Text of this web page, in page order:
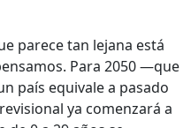
parece tan lejana está
Para 2050 —que
país equivale a pasado
ya comenzará a